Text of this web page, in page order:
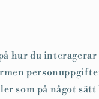
hur du interagerar
som på något sätt